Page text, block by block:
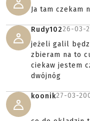
Ja tam czekam
Rudy10226-03-
jeżeli galil
zbieram na to
ciekaw jestem
dwójnóg
koonik27-03-